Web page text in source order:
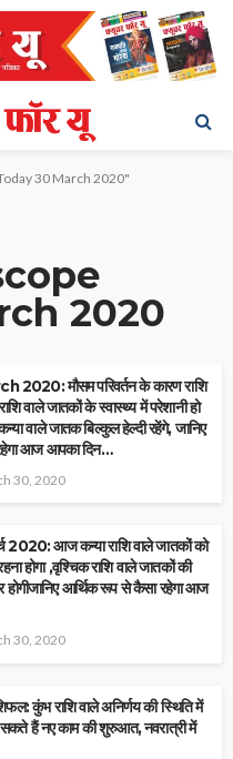
30 March 2020"
2020
2020: मौसम परिवर्तन के कारण राशि
वाले जातकों के स्वास्थ्य में परेशानी हो
वाले जातक बिल्कुल हेल्दी रहेंगे, जानिए
आज आपका दिन…
30, 2020
2020: आज कन्या राशि वाले जातकों को
होगा ,वृश्चिक राशि वाले जातकों की
होगीजानिए आर्थिक रूप से कैसा रहेगा आज
30, 2020
कुंभ राशि वाले अनिर्णय की स्थिति में
सकते हैं नए काम की शुरुआत, नवरात्री में